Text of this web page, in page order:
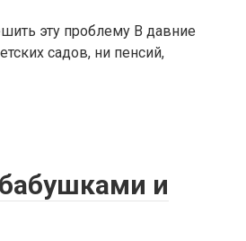
эту проблему В давние
садов, ни пенсий,
и